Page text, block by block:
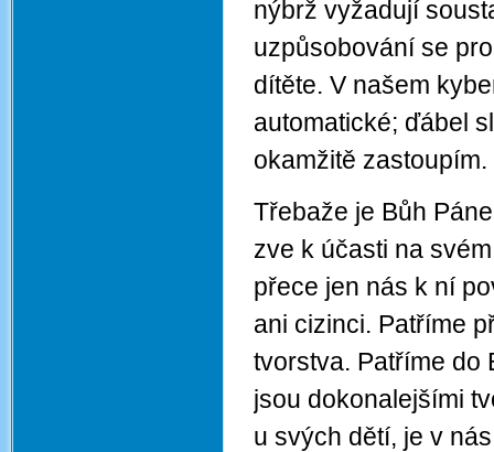
nýbrž vyžadují
uzpůsobování se
dítěte. V našem
automatické; ďábel
okamžitě
Třebaže je Bůh
zve k účasti na
přece jen nás k ní
ani cizinci. Patříme
tvorstva. Patříme do
jsou dokonalejšími
u svých dětí, je v